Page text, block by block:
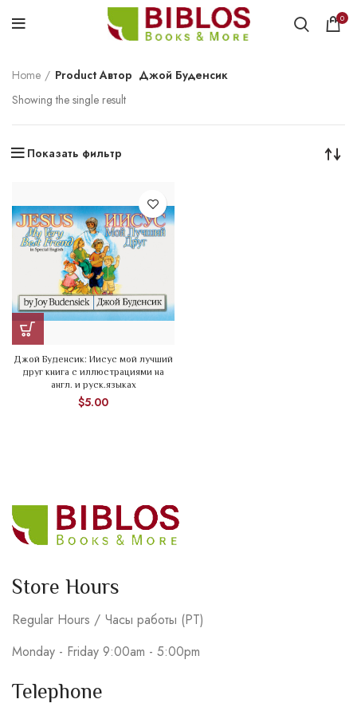
0
Home Product Автор Джой Буденсик
Showing the single result
Показать фильтр
Джой Буденсик: Иисус мой лучший
друг книга с иллюстрациями на
англ. и руск.языках
$5.00
Store Hours
Regular Hours / Часы работы (PT)
Monday - Friday 9:00am - 5:00pm
Telephone